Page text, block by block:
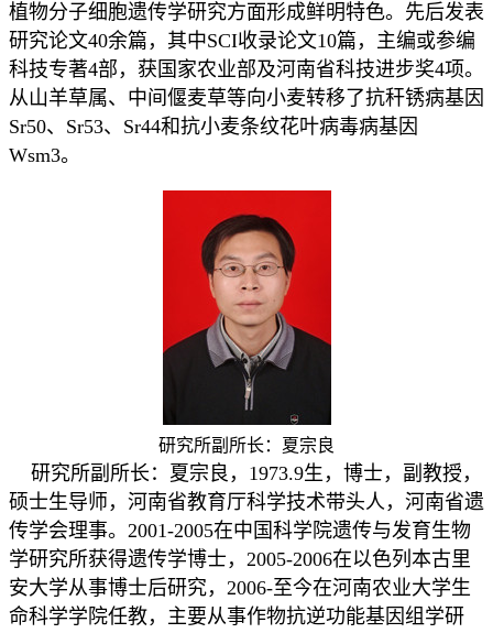
植物分子细胞遗传学研究方面形成鲜明特色。先后发表
研究论文40余篇，其中SCI收录论文10篇，主编或参编
科技专著4部，获国家农业部及河南省科技进步奖4项。
从山羊草属、中间偃麦草等向小麦转移了抗秆锈病基因
Sr50、Sr53、Sr44和抗小麦条纹花叶病毒病基因
Wsm3。
研究所副所长：夏宗良
研究所副所长：夏宗良，1973.9生，博士，副教授，
硕士生导师，河南省教育厅科学技术带头人，河南省遗
传学会理事。2001-2005在中国科学院遗传与发育生物
学研究所获得遗传学博士，2005-2006在以色列本古里
安大学从事博士后研究，2006-至今在河南农业大学生
命科学学院任教，主要从事作物抗逆功能基因组学研